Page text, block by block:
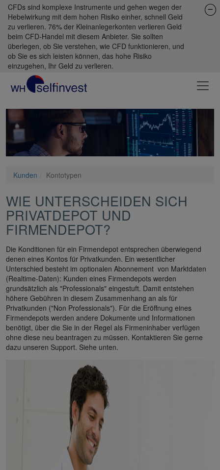
CFDs sind komplexe Instrumente und gehen wegen der
Hebelwirkung mit dem hohen Risiko einher, schnell Geld
zu verlieren. 76% der Kleinanlegerkonten verlieren Geld
beim CFD-Handel mit diesem Anbieter. Sie sollten
überlegen, ob Sie verstehen, wie CFD funktionieren, und
ob Sie es sich leisten können, das hohe Risiko
einzugehen, Ihr Geld zu verlieren.
Kunden Kontotypen
WIE UNTERSCHEIDEN SICH
PRIVATDEPOT UND
FIRMENDEPOT?
Die Konditionen für ein Firmendepot entsprechen überwiegend
denen eines Kontos für Privatkunden. Ein wesentlicher
Unterschied besteht im optionalen Abonnement von Marktdaten
(Realtime-Daten): Kunden eines Firmendepots werden
grundsätzlich als "Professionals" eingestuft. Damit entstehen
höhere Gebühren in diesem Zusammenhang an als für
Privatkunden ("Non Professionals"). Für die Eröffnung eines
Firmendepots werden andere Dokumente und Informationen
benötigt, über die Sie in der Regel als Firmeninhaber verfügen
ohne diese neu beantragen zu müssen. Kontaktieren Sie gerne
dazu unseren Support. Siehe unten.